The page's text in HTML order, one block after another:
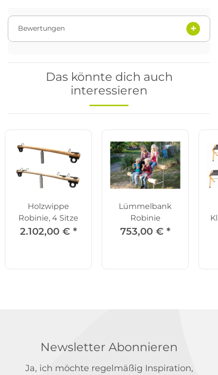
Bewertungen
Das könnte dich auch
interessieren
Holzwippe
Robinie, 4 Sitze
2.102,00 € *
Lümmelbank
Robinie
753,00 € *
Newsletter Abonnieren
Ja, ich möchte regelmäßig Inspiration,